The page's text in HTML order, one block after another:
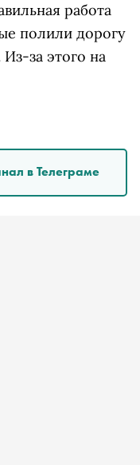
работа
полили дорогу
за этого на
в Телеграме